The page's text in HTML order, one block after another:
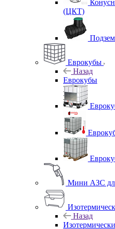
(ЦКТ)
Еврокубы
Назад
Еврокубы
Мини АЗС
Назад